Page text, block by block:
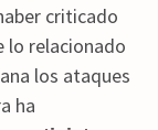
criticado
lo relacionado
los ataques
ha